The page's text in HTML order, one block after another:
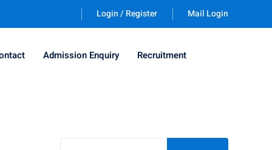
Login / Register Mail Login
Admission Enquiry Recruitment